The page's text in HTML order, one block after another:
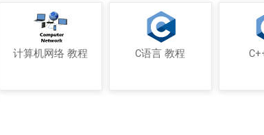
计算机网络 教程 C语言 教程